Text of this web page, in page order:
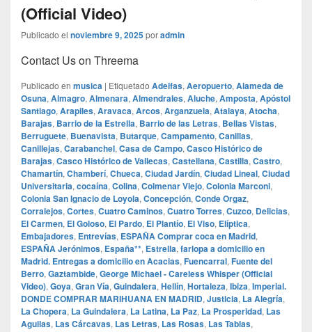
(Official Video)
Publicado el noviembre 9, 2025poradmin
Contact Us on Threema
Publicado en musica | Etiquetado Adelfas, Aeropuerto, Alameda de
Osuna, Almagro, Almenara, Almendrales, Aluche, Amposta, Apóstol
Santiago, Arapiles, Aravaca, Arcos, Arganzuela, Atalaya, Atocha,
Barajas, Barrio de la Estrella, Barrio de las Letras, Bellas Vistas,
Berruguete, Buenavista, Butarque, Campamento, Canillas,
Canillejas, Carabanchel, Casa de Campo, Casco Histórico de
Barajas, Casco Histórico de Vallecas, Castellana, Castilla, Castro,
Chamartín, Chamberí, Chueca, Ciudad Jardín, Ciudad Lineal, Ciudad
Universitaria, cocaína, Colina, Colmenar Viejo, Colonia Marconi,
Colonia San Ignacio de Loyola, Concepción, Conde Orgaz,
Corralejos, Cortes, Cuatro Caminos, Cuatro Torres, Cuzco, Delicias,
El Carmen, El Goloso, El Pardo, El Plantío, El Viso, Elíptica,
Embajadores, Entrevías, ESPAÑA Comprar coca en Madrid,
ESPAÑA Jerónimos, España**, Estrella, farlopa a domicilio en
Madrid. Entregas a domicilio en Acacias, Fuencarral, Fuente del
Berro, Gaztambide, George Michael - Careless Whisper (Official
Video), Goya, Gran Vía, Guindalera, Hellín, Hortaleza, Ibiza, Imperial.
DONDE COMPRAR MARIHUANA EN MADRID, Justicia, La Alegría,
La Chopera, La Guindalera, La Latina, La Paz, La Prosperidad, Las
Aguilas, Las Cárcavas, Las Letras, Las Rosas, Las Tablas,